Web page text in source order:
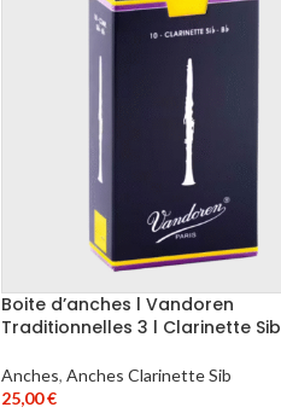
Boite d’anches l Vandoren
Traditionnelles 3 l Clarinette Sib
Anches, Anches Clarinette Sib
25,00€